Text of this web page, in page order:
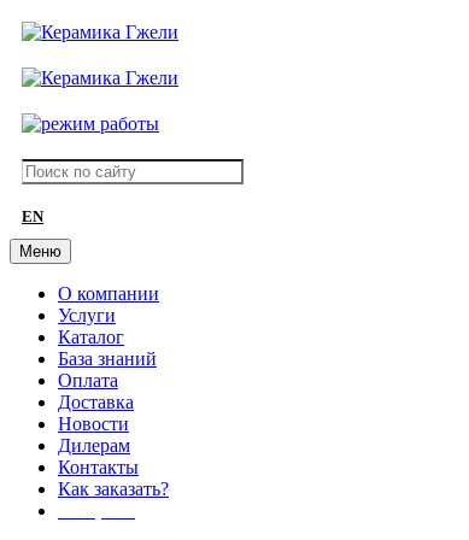
EN
Меню
О компании
Услуги
Каталог
База знаний
Оплата
Доставка
Новости
Дилерам
Контакты
Как заказать?